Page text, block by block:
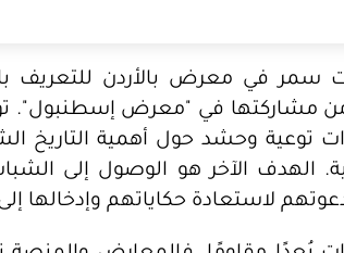
في معرض بالأردن للتعريف
مشاركتها في "معرض إسطنبول".
وحشد حول أهمية التاريخ
الهدف الآخر هو الوصول إلى
لاستعادة حكاياتهم وإدخالها